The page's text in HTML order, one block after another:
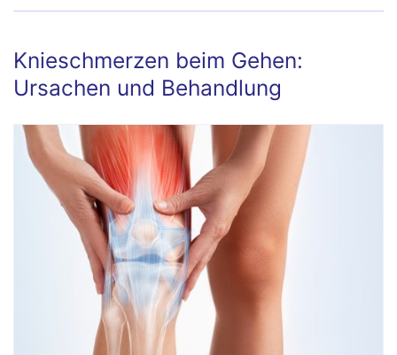
Knieschmerzen beim Gehen:
Ursachen und Behandlung